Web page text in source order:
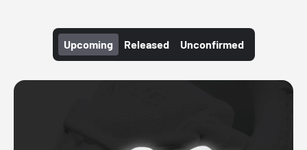
Upcoming Released Unconfirmed